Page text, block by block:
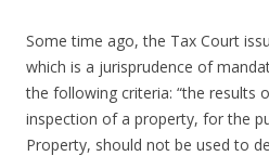
Some time ago, the Tax Court
which is a jurisprudence of
the following criteria: “the results
inspection of a property, for the
Property, should not be used to